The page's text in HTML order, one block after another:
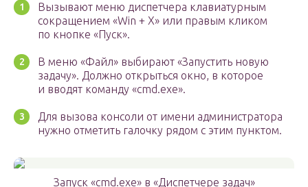
Вызывают меню диспетчера клавиатурным
сокращением «Win + X» или правым кликом
по кнопке «Пуск».
В меню «Файл» выбирают «Запустить новую
задачу». Должно открыться окно, в которое
и вводят команду «cmd.exe».
Для вызова консоли от имени администратора
нужно отметить галочку рядом с этим пунктом.
Запуск «cmd.exe» в «Диспетчере задач»